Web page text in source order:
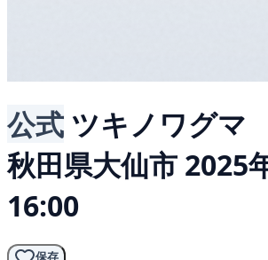
公式 ツキノワグマ
秋田県大仙市 2025
16:00
保存